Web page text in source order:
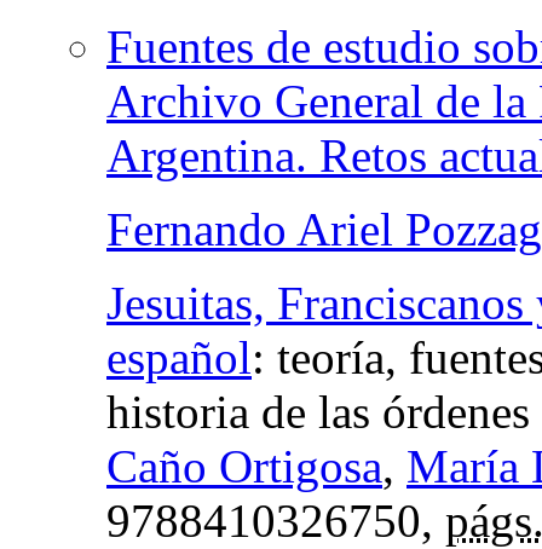
Fuentes de estudio
Archivo General de
Argentina. Retos
Fernando Ariel
Jesuitas,
español: teoría,
historia de las
Caño Ortigosa, María
9788410326750,